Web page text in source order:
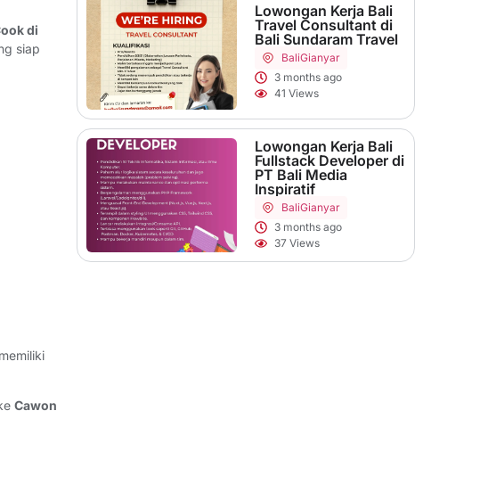
di
siap
Cawon
Lowongan Kerja Bali
Travel Consultant di
Bali Sundaram Travel
BaliGianyar
3 months ago
41 Views
Lowongan Kerja Bali
Fullstack Developer di
PT Bali Media
Inspiratif
BaliGianyar
3 months ago
37 Views